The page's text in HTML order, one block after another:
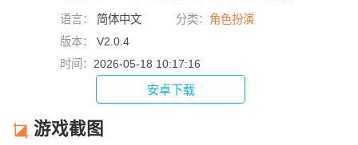
语言： 简体中文 分类： 角色扮演
版本：
V2.0.4
时间： 2026-05-18 10:17:16
安卓下载
游戏截图